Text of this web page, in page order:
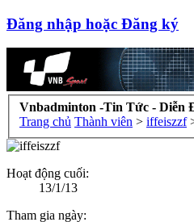
Đăng nhập hoặc Đăng ký
Vnbadminton -Tin Tức - Diễn
Trang chủ Thành viên > iffeiszzf
Hoạt động cuối:
13/1/13
Tham gia ngày: